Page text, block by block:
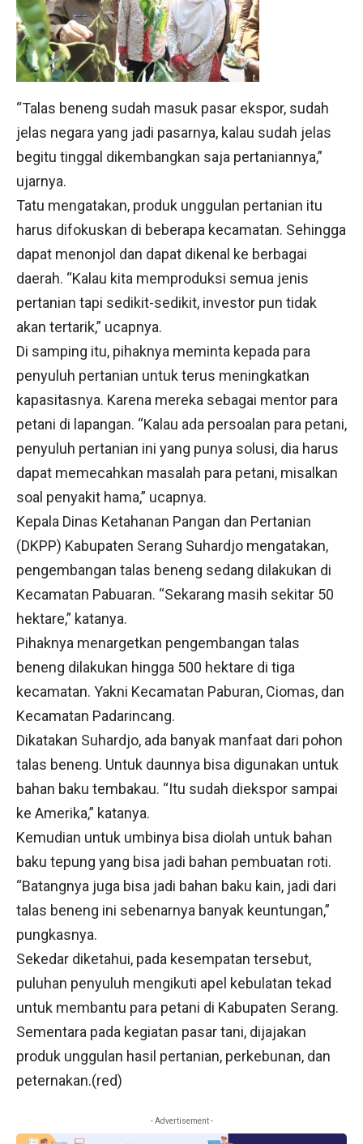
“Talas beneng sudah masuk pasar ekspor, sudah
jelas negara yang jadi pasarnya, kalau sudah jelas
begitu tinggal dikembangkan saja pertaniannya,”
ujarnya.
Tatu mengatakan, produk unggulan pertanian itu
harus difokuskan di beberapa kecamatan. Sehingga
dapat menonjol dan dapat dikenal ke berbagai
daerah. “Kalau kita memproduksi semua jenis
pertanian tapi sedikit-sedikit, investor pun tidak
akan tertarik,” ucapnya.
Di samping itu, pihaknya meminta kepada para
penyuluh pertanian untuk terus meningkatkan
kapasitasnya. Karena mereka sebagai mentor para
petani di lapangan. “Kalau ada persoalan para petani,
penyuluh pertanian ini yang punya solusi, dia harus
dapat memecahkan masalah para petani, misalkan
soal penyakit hama,” ucapnya.
Kepala Dinas Ketahanan Pangan dan Pertanian
(DKPP) Kabupaten Serang Suhardjo mengatakan,
pengembangan talas beneng sedang dilakukan di
Kecamatan Pabuaran. “Sekarang masih sekitar 50
hektare,” katanya.
Pihaknya menargetkan pengembangan talas
beneng dilakukan hingga 500 hektare di tiga
kecamatan. Yakni Kecamatan Paburan, Ciomas, dan
Kecamatan Padarincang.
Dikatakan Suhardjo, ada banyak manfaat dari pohon
talas beneng. Untuk daunnya bisa digunakan untuk
bahan baku tembakau. “Itu sudah diekspor sampai
ke Amerika,” katanya.
Kemudian untuk umbinya bisa diolah untuk bahan
baku tepung yang bisa jadi bahan pembuatan roti.
“Batangnya juga bisa jadi bahan baku kain, jadi dari
talas beneng ini sebenarnya banyak keuntungan,”
pungkasnya.
Sekedar diketahui, pada kesempatan tersebut,
puluhan penyuluh mengikuti apel kebulatan tekad
untuk membantu para petani di Kabupaten Serang.
Sementara pada kegiatan pasar tani, dijajakan
produk unggulan hasil pertanian, perkebunan, dan
peternakan.(red)
- Advertisement -